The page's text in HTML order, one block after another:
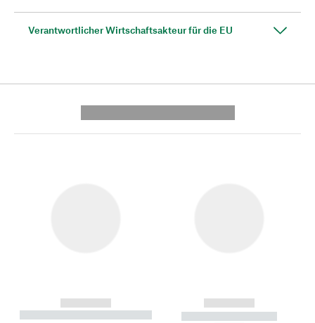
Verantwortlicher Wirtschaftsakteur für die EU
------------
----------- ----------- --------
------------
----------- -----------